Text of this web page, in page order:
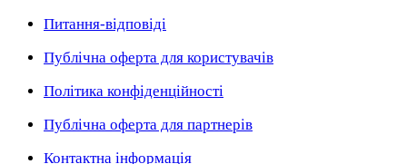
Питання-відповіді
Публічна оферта для користувачів
Політика конфіденційності
Публічна оферта для партнерів
Контактна інформація